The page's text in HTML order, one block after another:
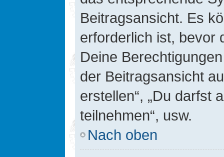
Beitragsansicht. Es
erforderlich ist, bevor
Deine
der Beitragsansicht
erstellen“, „Du darfst
teilnehmen“, usw.
Nach oben